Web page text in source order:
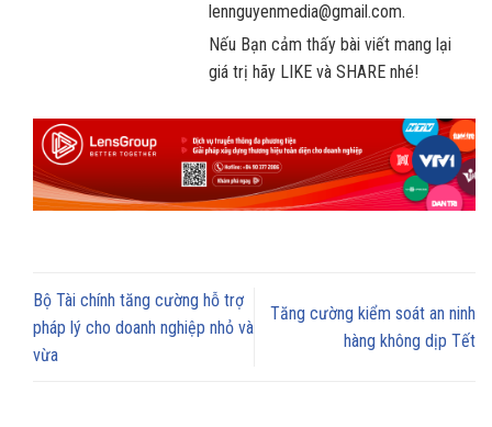
lennguyenmedia@gmail.com.
Nếu Bạn cảm thấy bài viết mang lại
giá trị hãy LIKE và SHARE nhé!
Bộ Tài chính tăng cường hỗ trợ
pháp lý cho doanh nghiệp nhỏ và
vừa
Tăng cường kiểm soát an ninh
hàng không dịp Tết